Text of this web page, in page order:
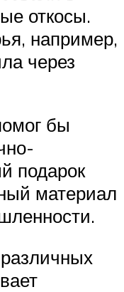
откосы.
например,
через
бы
подарок
материал